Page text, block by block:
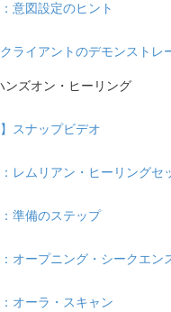
意図設定のヒント
ライアントのデモンストレ
ンズオン・ヒーリング
スナップビデオ
レムリアン・ヒーリングセ
準備のステップ
オープニング・シークエン
オーラ・スキャン